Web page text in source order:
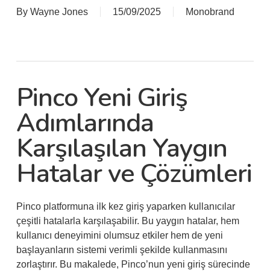
By Wayne Jones 15/09/2025 Monobrand
Pinco Yeni Giriş
Adımlarında
Karşılaşılan Yaygın
Hatalar ve Çözümleri
Pinco platformuna ilk kez giriş yaparken kullanıcılar
çeşitli hatalarla karşılaşabilir. Bu yaygın hatalar, hem
kullanıcı deneyimini olumsuz etkiler hem de yeni
başlayanların sistemi verimli şekilde kullanmasını
zorlaştırır. Bu makalede, Pinco’nun yeni giriş sürecinde